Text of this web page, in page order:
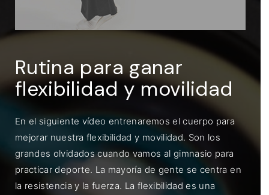
Rutina para ganar
flexibilidad y movilidad
En el siguiente vídeo entrenaremos el cuerpo para
mejorar nuestra flexibilidad y movilidad. Son los
grandes olvidados cuando vamos al gimnasio para
practicar deporte. La mayoría de gente se centra en
la resistencia y la fuerza. La flexibilidad es una